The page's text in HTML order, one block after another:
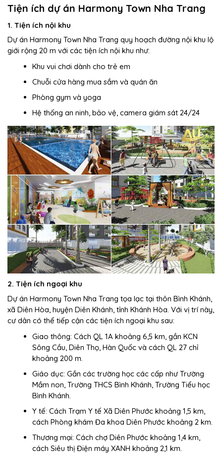
Tiện ích dự án Harmony Town Nha Trang
1. Tiện ích nội khu
Dự án Harmony Town Nha Trang quy hoạch đường nội khu lộ
giới rộng 20 m với các tiện ích nội khu như:
Khu vui chơi dành cho trẻ em
Chuỗi cửa hàng mua sắm và quán ăn
Phòng gym và yoga
Hệ thống an ninh, bảo vệ, camera giám sát 24/24
2. Tiện ích ngoại khu
Dự án Harmony Town Nha Trang tọa lạc tại thôn Bình Khánh,
xã Diên Hòa, huyện Diên Khánh, tỉnh Khánh Hòa. Với vị trí này,
cư dân có thể tiếp cận các tiện ích ngoại khu sau:
Giao thông: Cách QL 1A khoảng 6,5 km, gần KCN
Sông Cầu, Diên Thọ, Hàn Quốc và cách QL 27 chỉ
khoảng 200 m.
Giáo dục: Gần các trường học các cấp như Trường
Mầm non, Trường THCS Bình Khánh, Trường Tiểu học
Bình Khánh.
Y tế: Cách Trạm Y tế Xã Diên Phước khoảng 1,5 km,
cách Phòng khám Đa khoa Diên Phước khoảng 2 km.
Thương mại: Cách chợ Diên Phước khoảng 1,4 km,
cách Siêu thị Điện máy XANH khoảng 2,1 km.